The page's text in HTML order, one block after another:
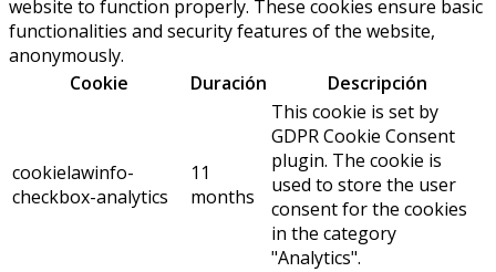
website to function properly. These cookies ensure basic
functionalities and security features of the website,
anonymously.
Cookie
Duración Descripción
cookielawinfo-
checkbox-analytics
11
months
This cookie is set by
GDPR Cookie Consent
plugin. The cookie is
used to store the user
consent for the cookies
in the category
"Analytics".